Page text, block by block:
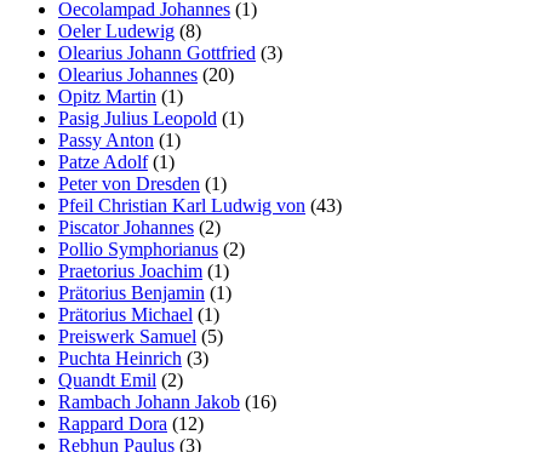
Oecolampad Johannes (1)
Oeler Ludewig (8)
Olearius Johann Gottfried (3)
Olearius Johannes (20)
Opitz Martin (1)
Pasig Julius Leopold (1)
Passy Anton (1)
Patze Adolf(1)
Peter von Dresden (1)
Pfeil Christian Karl Ludwig von (43)
Piscator Johannes (2)
Pollio Symphorianus (2)
Praetorius Joachim (1)
Prätorius Benjamin (1)
Prätorius Michael (1)
Preiswerk Samuel (5)
Puchta Heinrich (3)
Quandt Emil (2)
Rambach Johann Jakob (16)
Rappard Dora (12)
Rebhun Paulus (3)